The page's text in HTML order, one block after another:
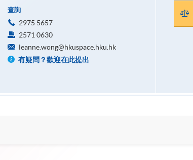
查詢
2975 5657
2571 0630
leanne.wong@hkuspace.hku.hk
有疑問？歡迎在此提出